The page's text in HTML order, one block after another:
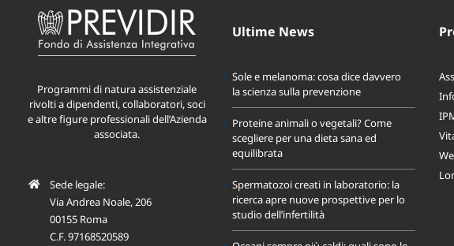
Programmi di natura assistenziale
rivolti a dipendenti, collaboratori, soci
e altre figure professionali dell’Azienda
associata.
Sede legale:
Via Andrea Noale, 206
00155 Roma
C.F. 97168520589
Ultime News
Sole e melanoma: cosa dice davvero
la scienza sulla prevenzione
Proteine animali o vegetali? Come
scegliere per una dieta sana ed
equilibrata
Spermatozoi creati in laboratorio: la
ricerca apre nuove prospettive per lo
studio dell’infertilità